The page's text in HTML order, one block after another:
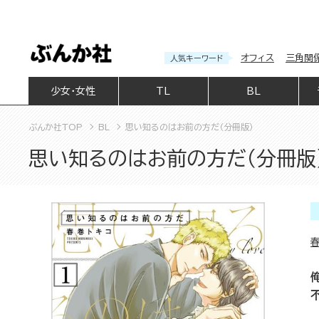
人気キーワード オフィス 三角関
少女・女性 BL
ぶんか社TOP BL 思い知るのはお前の方だ（分冊版）
思い知るのはお前の方だ（分冊版